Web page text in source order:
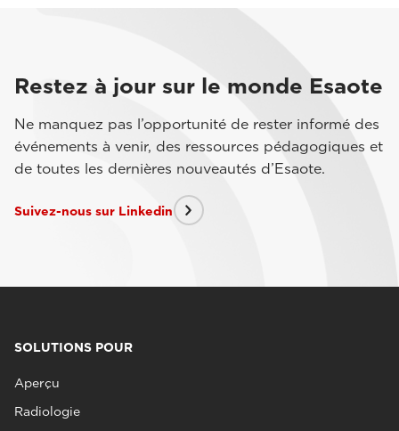
Restez à jour sur le monde Esaote
Ne manquez pas l’opportunité de rester informé des
événements à venir, des ressources pédagogiques et
de toutes les dernières nouveautés d’Esaote.
Suivez-nous sur Linkedin
SOLUTIONS POUR
Aperçu
Radiologie